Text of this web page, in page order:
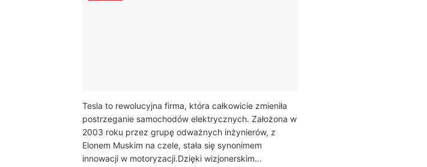
Tesla to rewolucyjna firma, która całkowicie zmieniła
postrzeganie samochodów elektrycznych. Założona w
2003 roku przez grupę odważnych inżynierów, z
Elonem Muskim na czele, stała się synonimem
innowacji w motoryzacji.Dzięki wizjonerskim...